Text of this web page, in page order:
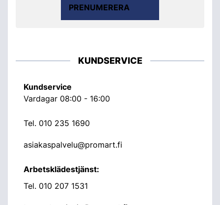
PRENUMERERA
KUNDSERVICE
Kundservice
Vardagar 08:00 - 16:00
Tel. 010 235 1690
asiakaspalvelu@promart.fi
Arbetsklädestjänst:
Tel. 010 207 1531